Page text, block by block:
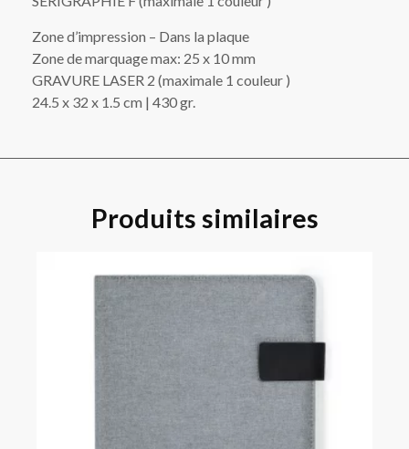
Zone d’impression – Dans la plaque
Zone de marquage max: 25 x 10 mm
GRAVURE LASER 2 (maximale 1 couleur )
24.5 x 32 x 1.5 cm | 430 gr.
Produits similaires